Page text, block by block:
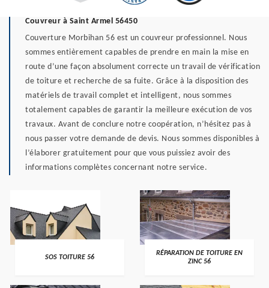
Couvreur à Saint Armel 56450
Couverture Morbihan 56 est un couvreur professionnel. Nous
sommes entièrement capables de prendre en main la mise en
route d’une façon absolument correcte un travail de vérification
de toiture et recherche de sa fuite. Grâce à la disposition des
matériels de travail complet et intelligent, nous sommes
totalement capables de garantir la meilleure exécution de vos
travaux. Avant de conclure notre coopération, n’hésitez pas à
nous passer votre demande de devis. Nous sommes disponibles à
l’élaborer gratuitement pour que vous puissiez avoir des
informations complètes concernant notre service.
>
SOS TOITURE 56 >
RÉPARATION DE TOITURE EN
ZINC 56